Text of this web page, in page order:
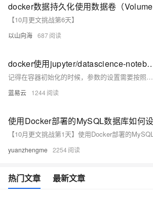
docker数据持久化使用数据卷（
【10月更文挑战第6天】
以山向海 687
docker使用jupyter/datascience-notebook
记得在容器初始化的时候，参数的设置需要按照你的实际使用习惯和需求来配置。对于数据科学项目而言，数据的持续性和环境的稳定性至关重要。通过上述步骤，可以在保证数据安全的同时提高工作效率。
蓝易云 1244
yuanzhengme 2254
热门文章 最新文章